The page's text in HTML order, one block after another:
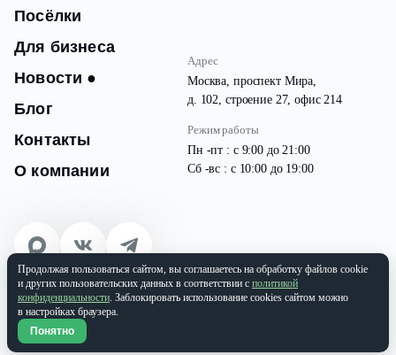
Посёлки
Для бизнеса
Новости ●
Блог
Контакты
О компании
Адрес
Москва, проспект Мира,
д. 102, строение 27, офис 214
Режим работы
Пн -пт : с 9:00 до 21:00
Сб -вс : с 10:00 до 19:00
© 2026 Все права защищены
ООО «ЗЕМЭКС» ИНН: 9701087133 | ОГРН: 1177746937565
Политика конфиденциальности
Продолжая пользоваться сайтом, вы соглашаетесь на обработку файлов cookie
и других пользовательских данных в соответствии с политикой
конфиденциальности. Заблокировать использование cookies сайтом можно
в настройках браузера.
Понятно